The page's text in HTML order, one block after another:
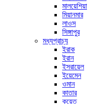
মালয়েশিয়া
মিয়ানমার
লাওস
সিঙ্গাপুর
মধ্যপ্রাচ্য
ইরাক
ইরান
ইসরায়েল
ইয়েমেন
ওমান
কাতার
কুয়েত